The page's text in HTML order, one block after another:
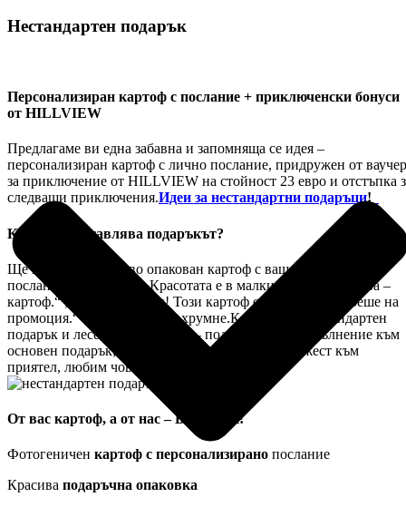
Нестандартен подарък
Персонализиран картоф с послание + приключенски бонуси
от HILLVIEW
Предлагаме ви една забавна и запомняща се идея –
персонализиран картоф с лично послание, придружен от ваучер
за приключение от HILLVIEW на стойност 23 евро и отстъпка
следващи приключения.Идеи за нестандартни подаръци!
Какво представлява подаръкът?
Ще получите красиво опакован картоф с ваше специално
послание. Например: „Красотата е в малките неща… затова –
картоф.“ „Честит празник! Този картоф е специален — беше на
промоция.“ или каквото ви хрумне.Картофът е нестандартен
подарък и лесен за споделяне – подходящ е за: допълнение към
основен подарък; забавна изненада; необичаен жест към
приятел, любим човек или колега.
От вас картоф, а от нас – БОНУСИ!
Фотогеничен картоф с персонализирано послание
Красива подаръчна опаковка